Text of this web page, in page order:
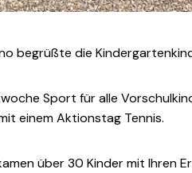
begrüßte die
Sport für alle
einem Aktionstag Tennis.
über 30 Kinder mit